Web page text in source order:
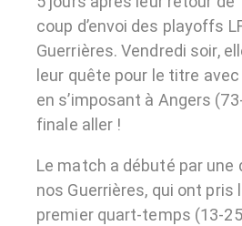
coup d’envoi des playoffs
Guerrières. Vendredi soir,
leur quête pour le titre
en s’imposant à Angers
finale aller !
Le match a débuté par une
nos Guerrières, qui ont pris
premier quart-temps (13-